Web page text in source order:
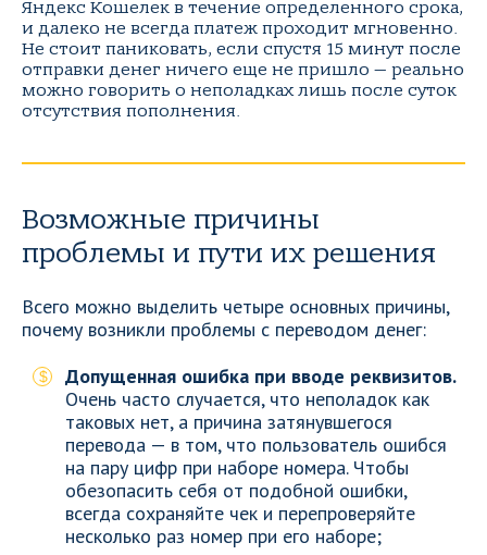
Яндекс Кошелек в течение определенного срока,
и далеко не всегда платеж проходит мгновенно.
Не стоит паниковать, если спустя 15 минут после
отправки денег ничего еще не пришло — реально
можно говорить о неполадках лишь после суток
отсутствия пополнения.
Возможные причины
проблемы и пути их решения
Всего можно выделить четыре основных причины,
почему возникли проблемы с переводом денег:
Допущенная ошибка при вводе реквизитов.
Очень часто случается, что неполадок как
таковых нет, а причина затянувшегося
перевода — в том, что пользователь ошибся
на пару цифр при наборе номера. Чтобы
обезопасить себя от подобной ошибки,
всегда сохраняйте чек и перепроверяйте
несколько раз номер при его наборе;